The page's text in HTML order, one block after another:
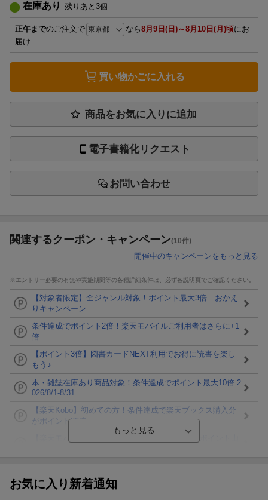
在庫あり 残りあと 3個
正午までのご注文で なら8月9日(日)～8月10日(月)頃にお
届け
買い物かごに入れる
商品をお気に入りに追加
電子書籍化リクエスト
お問い合わせ
関連するクーポン・キャンペーン(10件)
開催中のキャンペーンをもっと見る
※エントリー必要の有無や実施期間等の各種詳細条件は、必ず各説明頁でご確認ください。
【対象者限定】全ジャンル対象！ポイント最大3倍 おかえ
りキャンペーン
条件達成でポイント2倍！楽天モバイルご利用者はさらに+1
倍
【ポイント3倍】図書カードNEXT利用でお得に読書を楽し
もう♪
本・雑誌在庫あり商品対象！条件達成でポイント最大10倍 2
026/8/1-8/31
【楽天Kobo】初めての方！条件達成で楽天ブックス購入分
がポイント20倍
ト山分け
お気に入り新着通知